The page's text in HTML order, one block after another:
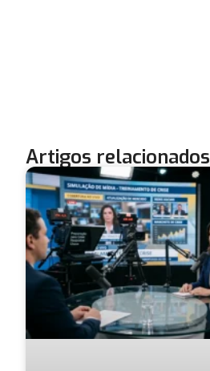
Artigos relacionados